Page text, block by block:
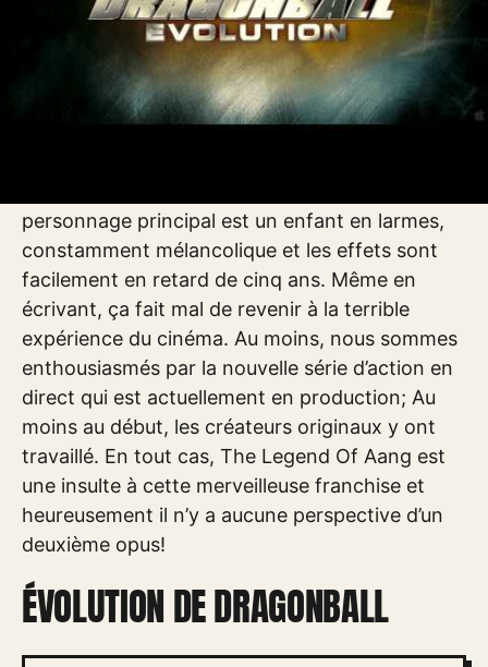
fumante que M. Night Shyamalan a distribué en
2010. La légende de Von Aang n’est pas
seulement un flop au box-office pour une
bonne raison, mais aussi l’incarnation de ce qui
se passe lorsque les réalisateurs ne se soucient
personnage principal est un enfant en larmes,
constamment mélancolique et les effets sont
facilement en retard de cinq ans. Même en
écrivant, ça fait mal de revenir à la terrible
expérience du cinéma. Au moins, nous sommes
enthousiasmés par la nouvelle série d’action en
direct qui est actuellement en production; Au
moins au début, les créateurs originaux y ont
travaillé. En tout cas, The Legend Of Aang est
une insulte à cette merveilleuse franchise et
heureusement il n’y a aucune perspective d’un
deuxième opus!
ÉVOLUTION DE DRAGONBALL